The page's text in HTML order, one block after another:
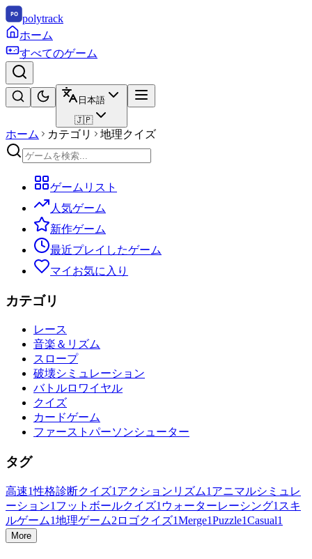
polytrack
ホーム
すべてのゲーム
日本語
🇯🇵
ホーム カテゴリ 地理クイズ
ゲームリスト
人気ゲーム
新作ゲーム
最近プレイしたゲーム
マイお気に入り
カテゴリ
レース
音楽＆リズム
スロープ
破壊シミュレーション
バトルロワイヤル
クイズ
カードゲーム
ファーストパーソンシューター
タグ
高速1性格診断クイズ1 アクションリズム1 アニマルシミュレ
ーション1 フットボールクイズ1 ウォーターレーシング1 スキ
ルゲーム1地理ゲーム2 ロゴクイズ1Merge1Puzzle1Casual1
More